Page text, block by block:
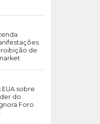
de
sobre
do
Foro